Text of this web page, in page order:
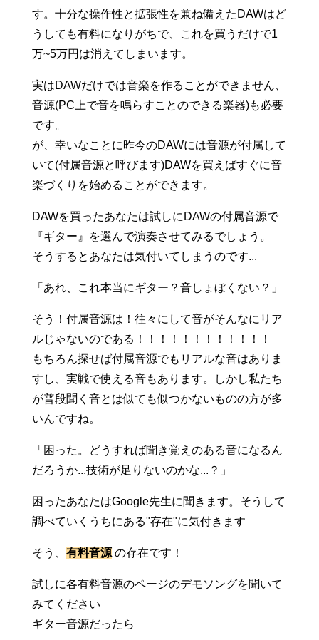
す。十分な操作性と拡張性を兼ね備えたDAWはど
うしても有料になりがちで、これを買うだけで1
万~5万円は消えてしまいます。
実はDAWだけでは音楽を作ることができません、
音源(PC上で音を鳴らすことのできる楽器)も必要
です。
が、幸いなことに昨今のDAWには音源が付属して
いて(付属音源と呼びます)DAWを買えばすぐに音
楽づくりを始めることができます。
DAWを買ったあなたは試しにDAWの付属音源で
『ギター』を選んで演奏させてみるでしょう。
そうするとあなたは気付いてしまうのです...
「あれ、これ本当にギター？音しょぼくない？」
そう！付属音源は！往々にして音がそんなにリア
ルじゃないのである！！！！！！！！！！！！
もちろん探せば付属音源でもリアルな音はありま
すし、実戦で使える音もあります。しかし私たち
が普段聞く音とは似ても似つかないものの方が多
いんですね。
「困った。どうすれば聞き覚えのある音になるん
だろうか...技術が足りないのかな...？」
困ったあなたはGoogle先生に聞きます。そうして
調べていくうちにある"存在"に気付きます
そう、 有料音源の存在です！
試しに各有料音源のページのデモソングを聞いて
みてください
ギター音源だったら